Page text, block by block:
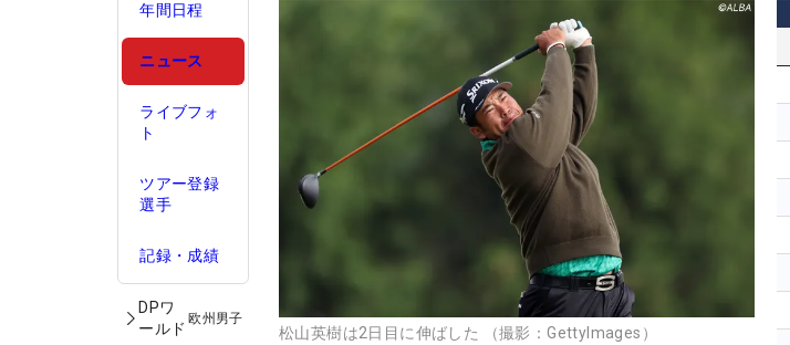
年間日程
ニュース
ライブフォ
ト
ツアー登録
選手
記録・成績
DPワ
ールド
欧州男子
松山英樹は2日目に伸ばした （撮影：GettyImages）